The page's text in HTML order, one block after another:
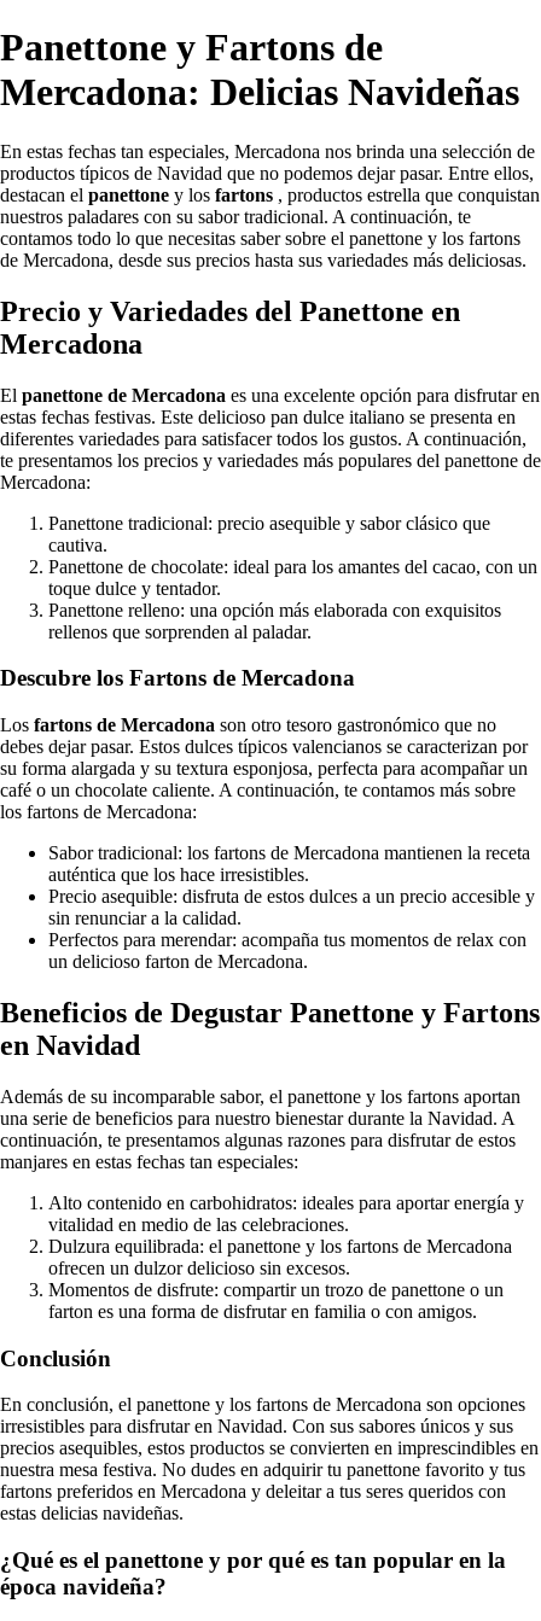
Panettone y Fartons de
Mercadona: Delicias Navideñas
En estas fechas tan especiales, Mercadona nos brinda una selección de
productos típicos de Navidad que no podemos dejar pasar. Entre ellos,
destacan el panettone y los fartons , productos estrella que conquistan
nuestros paladares con su sabor tradicional. A continuación, te
contamos todo lo que necesitas saber sobre el panettone y los fartons
de Mercadona, desde sus precios hasta sus variedades más deliciosas.
Precio y Variedades del Panettone en
Mercadona
El panettone de Mercadona es una excelente opción para disfrutar en
estas fechas festivas. Este delicioso pan dulce italiano se presenta en
diferentes variedades para satisfacer todos los gustos. A continuación,
te presentamos los precios y variedades más populares del panettone de
Mercadona:
Panettone tradicional: precio asequible y sabor clásico que
cautiva.
Panettone de chocolate: ideal para los amantes del cacao, con un
toque dulce y tentador.
Panettone relleno: una opción más elaborada con exquisitos
rellenos que sorprenden al paladar.
Descubre los Fartons de Mercadona
Los fartons de Mercadona son otro tesoro gastronómico que no
debes dejar pasar. Estos dulces típicos valencianos se caracterizan por
su forma alargada y su textura esponjosa, perfecta para acompañar un
café o un chocolate caliente. A continuación, te contamos más sobre
los fartons de Mercadona:
Sabor tradicional: los fartons de Mercadona mantienen la receta
auténtica que los hace irresistibles.
Precio asequible: disfruta de estos dulces a un precio accesible y
sin renunciar a la calidad.
Perfectos para merendar: acompaña tus momentos de relax con
un delicioso farton de Mercadona.
Beneficios de Degustar Panettone y Fartons
en Navidad
Además de su incomparable sabor, el panettone y los fartons aportan
una serie de beneficios para nuestro bienestar durante la Navidad. A
continuación, te presentamos algunas razones para disfrutar de estos
manjares en estas fechas tan especiales:
Alto contenido en carbohidratos: ideales para aportar energía y
vitalidad en medio de las celebraciones.
Dulzura equilibrada: el panettone y los fartons de Mercadona
ofrecen un dulzor delicioso sin excesos.
Momentos de disfrute: compartir un trozo de panettone o un
farton es una forma de disfrutar en familia o con amigos.
Conclusión
En conclusión, el panettone y los fartons de Mercadona son opciones
irresistibles para disfrutar en Navidad. Con sus sabores únicos y sus
precios asequibles, estos productos se convierten en imprescindibles en
nuestra mesa festiva. No dudes en adquirir tu panettone favorito y tus
fartons preferidos en Mercadona y deleitar a tus seres queridos con
estas delicias navideñas.
¿Qué es el panettone y por qué es tan popular en la
época navideña?